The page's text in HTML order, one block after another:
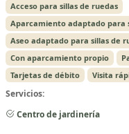
Acceso para sillas de ruedas
Aparcamiento adaptado para
Aseo adaptado para sillas de
Con aparcamiento propio
Tarjetas de débito
Visita
Servicios:
Centro de jardinería